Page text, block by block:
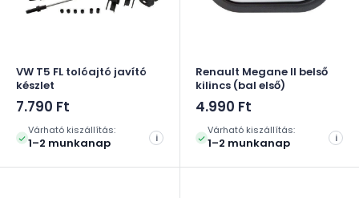
VW T5 FL tolóajtó javító
készlet
Akciós
7.790 Ft
Várható kiszállítás:
1–2 munkanap i
Renault Megane II belső
kilincs (bal első)
Akciós
4.990 Ft
Várható kiszállítás:
1–2 munkanap i